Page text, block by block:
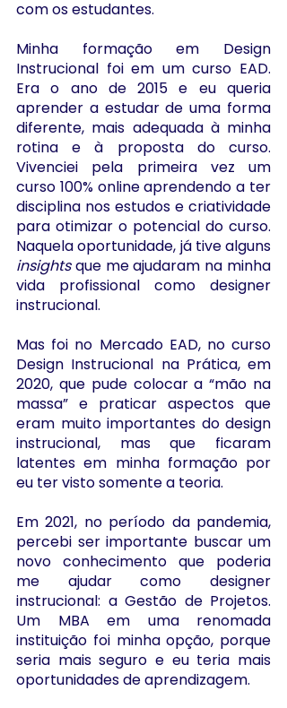
com os estudantes.
Minha formação em Design
Instrucional foi em um curso EAD.
Era o ano de 2015 e eu queria
aprender a estudar de uma forma
diferente, mais adequada à minha
rotina e à proposta do curso.
Vivenciei pela primeira vez um
curso 100% online aprendendo a ter
disciplina nos estudos e criatividade
para otimizar o potencial do curso.
insights que me ajudaram na minha
vida profissional como designer
instrucional.
Mas foi no Mercado EAD, no curso
Design Instrucional na Prática, em
2020, que pude colocar a “mão na
massa” e praticar aspectos que
eram muito importantes do design
instrucional, mas que ficaram
latentes em minha formação por
eu ter visto somente a teoria.
Em 2021, no período da pandemia,
percebi ser importante buscar um
novo conhecimento que poderia
me ajudar como designer
instrucional: a Gestão de Projetos.
Um MBA em uma renomada
instituição foi minha opção, porque
seria mais seguro e eu teria mais
oportunidades de aprendizagem.